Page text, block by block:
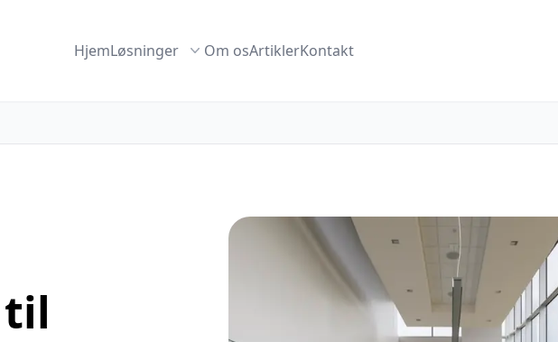
HjemLøsninger Om osArtiklerKontakt